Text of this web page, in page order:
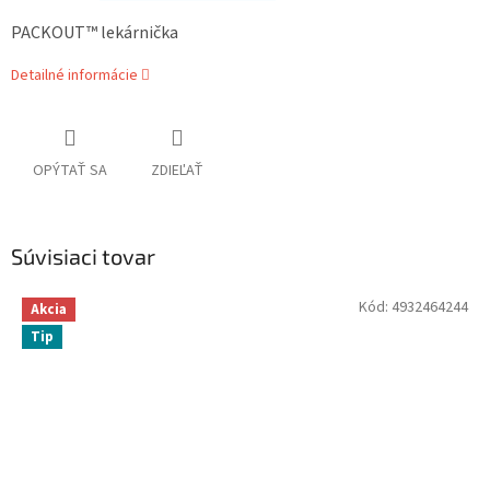
PACKOUT™ lekárnička
Detailné informácie
OPÝTAŤ SA ZDIEĽAŤ
Súvisiaci tovar
Akcia
Tip
Kód: 4932464244